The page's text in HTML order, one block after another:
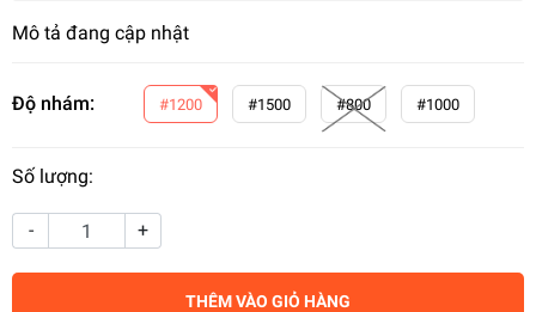
Mô tả đang cập nhật
Độ nhám: #1200 #1500 #800 #1000
Số lượng:
- +
THÊM VÀO GIỎ HÀNG